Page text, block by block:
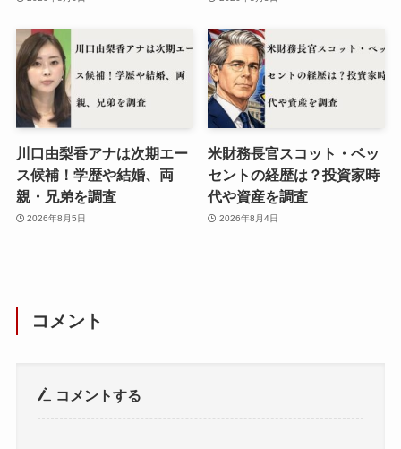
川口由梨香アナは次期エー
ス候補！学歴や結婚、両
親・兄弟を調査
2026年8月5日
米財務長官スコット・ベッ
セントの経歴は？投資家時
代や資産を調査
2026年8月4日
コメント
コメントする